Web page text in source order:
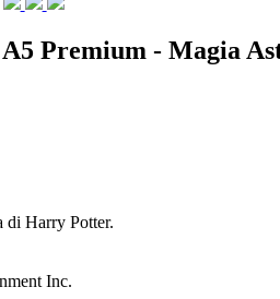
Premium - Magia
di Harry Potter.
Inc.